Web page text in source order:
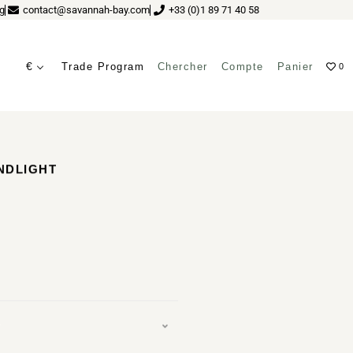
contact@savannah-bay.com +33 (0)1 89 71 40 58
€ Trade Program Chercher Compte Panier 0